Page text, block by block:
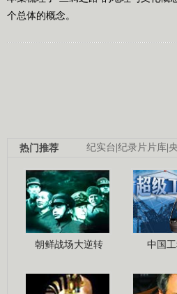
个总体的概念。
纪实台 纪录片片库
热门推荐
朝鲜战场大逆转 中国